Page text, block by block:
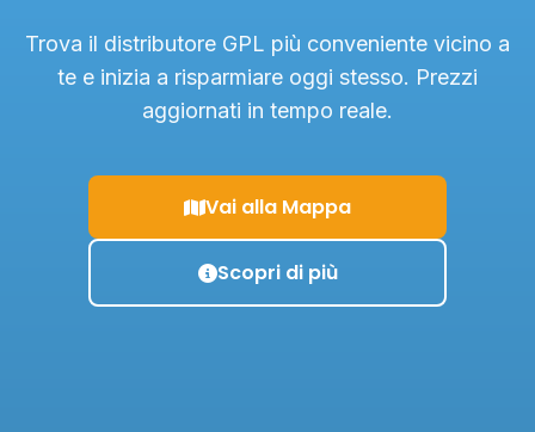
Trova il distributore GPL più conveniente vicino a
te e inizia a risparmiare oggi stesso. Prezzi
aggiornati in tempo reale.
Vai alla Mappa
Scopri di più